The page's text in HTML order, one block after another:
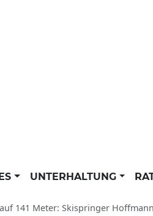
UNTERHALTUNG
141 Meter: Skispringer Hoffmann